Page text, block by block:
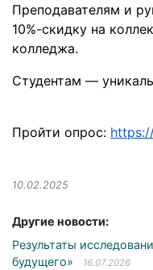
Преподавателям и
10%-скидку на
колледжа.
Студентам —
Пройти опрос:
10.02.2025
Другие новости:
Результаты
будущего»
16.07.2026